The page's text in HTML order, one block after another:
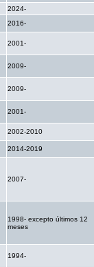
2024-
2016-
2001-
2009-
2009-
2001-
2002-2010
2014-2019
2007-
1998- excepto últimos 12
meses
1994-